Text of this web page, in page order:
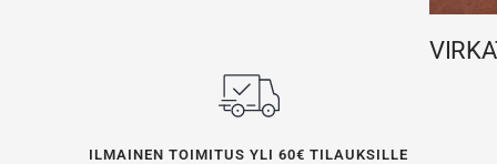
ILMAINEN TOIMITUS YLI 60€ TILAUKSILLE